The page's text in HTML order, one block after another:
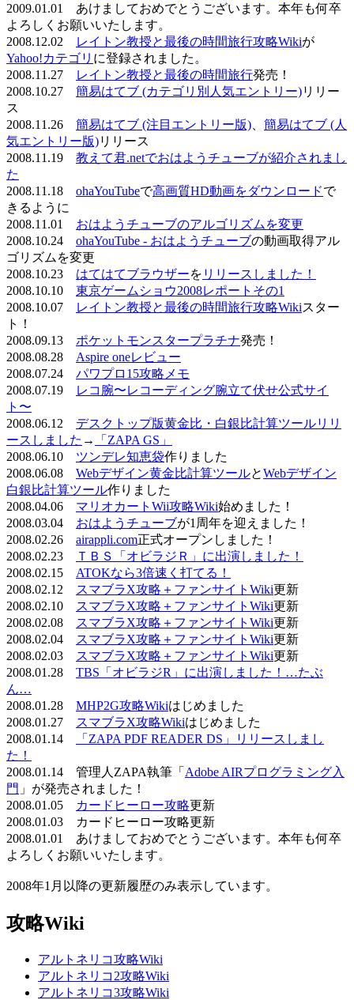
2009.01.01 あけましておめでとうございます。本年も何卒
よろしくお願いいたします。
2008.12.02
レイトン教授と最後の時間旅行攻略Wikiが
Yahoo!カテゴリ に登録されました。
2008.11.27
レイトン教授と最後の時間旅行発売！
2008.10.27 簡易はてブ (カテゴリ別人気エントリー)リリー
ス
2008.11.26 簡易はてブ (注目エントリー版)
簡易はてブ (人
気エントリー版)リリース
2008.11.19 教えて君.netでおはようチューブが紹介されまし
た
2008.11.18 ohaYouTubeで高画質HD動画をダウンロードで
きるように
2008.11.01 おはようチューブのアルゴリズムを変更
2008.10.24 ohaYouTube - おはようチューブの動画取得アル
ゴリズムを変更
2008.10.23 はてはてブラウザーを リリースしました！
2008.10.10 東京ゲームショウ2008レポートその1
2008.10.07
レイトン教授と最後の時間旅行攻略Wikiスター
ト！
2008.09.13 ポケットモンスタープラチナ発売！
2008.08.28 Aspire oneレビュー
2008.07.24 パワプロ15攻略メモ
2008.07.19
レコ腕〜レコーディング腕立て伏せ公式サイ
ト〜
2008.06.12 デスクトップ版黄金比・白銀比計算ツールリリ
ースしました →
「ZAPA GS」
2008.06.10 ツンデレ知恵袋作りました
2008.06.08 Webデザイン黄金比計算ツールとWebデザイン
白銀比計算ツール作りました
2008.04.06 マリオカートWii攻略Wiki始めました！
2008.03.04 おはようチューブが1周年を迎えました！
2008.02.26 airappli.com正式オープンしました！
2008.02.23
ＴＢＳ「オビラジＲ」に出演しました！
2008.02.15 ATOKなら3倍速く打てる！
2008.02.12
スマブラX攻略＋ファンサイトWiki更新
2008.02.10
スマブラX攻略＋ファンサイトWiki更新
2008.02.08
スマブラX攻略＋ファンサイトWiki更新
2008.02.04
スマブラX攻略＋ファンサイトWiki更新
2008.02.03
スマブラX攻略＋ファンサイトWiki更新
2008.01.28 TBS「オビラジR」に出演しました！…たぶ
ん…
2008.01.28 MHP2G攻略Wikiはじめました
2008.01.27
スマブラX攻略Wikiはじめました
2008.01.14
「ZAPA PDF READER DS」リリースしまし
た！
2008.01.14 管理人ZAPA執筆「 Adobe AIRプログラミング入
門 」が発売されました！
2008.01.05
カードヒーロー攻略更新
2008.01.03 カードヒーロー攻略更新
2008.01.01 あけましておめでとうございます。本年も何卒
よろしくお願いいたします。
2008年1月以降の更新履歴のみ表示しています。
攻略Wiki
アルトネリコ攻略Wiki
アルトネリコ2攻略Wiki
アルトネリコ3攻略Wiki